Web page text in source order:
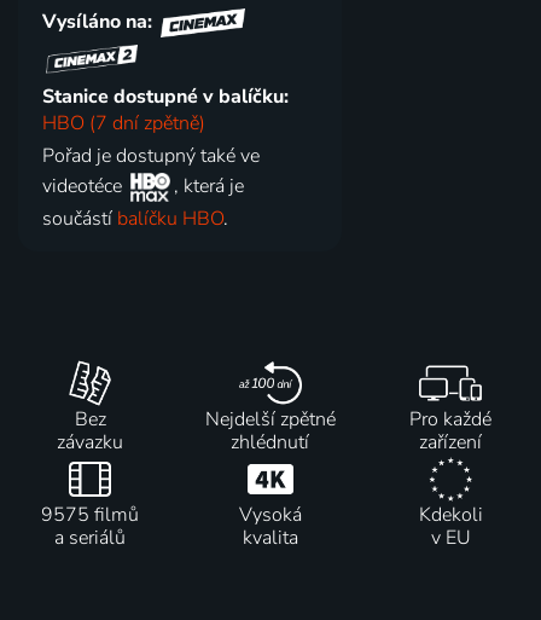
Vysíláno na:
Stanice dostupné v balíčku:
HBO (7 dní zpětně)
Pořad je dostupný také ve
videotéce
, která je
součástí balíčku HBO.
Bez
závazku
Nejdelší zpětné
zhlédnutí
Pro každé
zařízení
9575 filmů
a seriálů
Vysoká
kvalita
Kdekoli
v EU